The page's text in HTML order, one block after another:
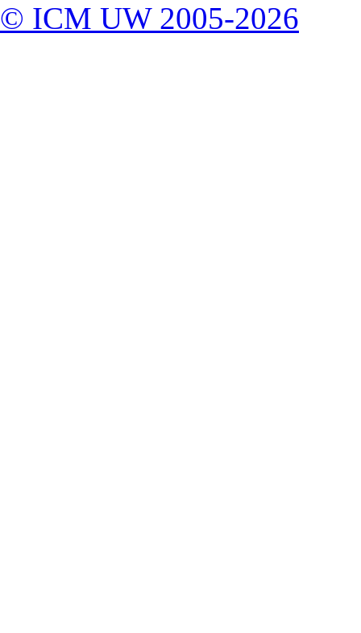
© ICM UW 2005-2026